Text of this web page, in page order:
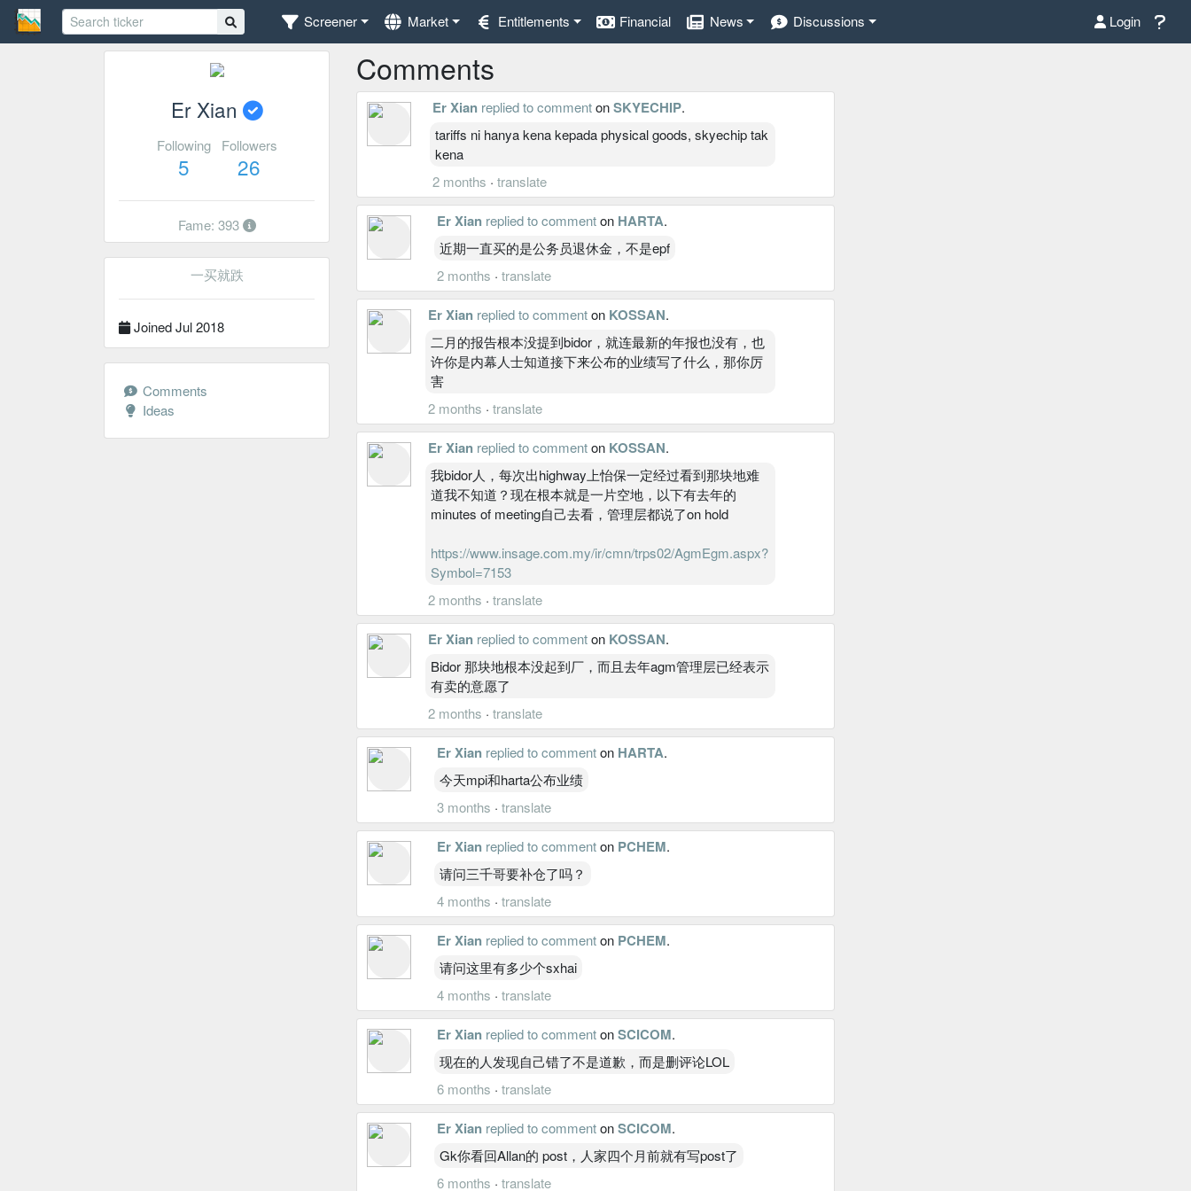
Screener Market Entitlements Financial News Discussions Login
Er Xian
Following
5
Followers
26
Fame: 393
一买就跌
Joined Jul 2018
Comments
Ideas
Comments
Er Xian replied to commentonSKYECHIP.
tariffs ni hanya kena kepada physical goods, skyechip tak
kena
2 months ·translate
Er Xian replied to commenton HARTA.
近期一直买的是公务员退休金，不是epf
2 months · translate
Er Xian replied to commenton KOSSAN.
二月的报告根本没提到bidor，就连最新的年报也没有，也
许你是内幕人士知道接下来公布的业绩写了什么，那你厉
害
2 months · translate
Er Xian replied to commenton KOSSAN.
我bidor人，每次出highway上怡保一定经过看到那块地难
道我不知道？现在根本就是一片空地，以下有去年的
minutes of meeting自己去看，管理层都说了on hold
https://www.insage.com.my/ir/cmn/trps02/AgmEgm.aspx?
Symbol=7153
2 months · translate
Er Xian replied to commenton KOSSAN.
Bidor 那块地根本没起到厂，而且去年agm管理层已经表示
有卖的意愿了
2 months · translate
Er Xian replied to commenton HARTA.
今天mpi和harta公布业绩
3 months · translate
Er Xian replied to commenton PCHEM.
请问三千哥要补仓了吗？
4 months · translate
Er Xian replied to commenton PCHEM.
请问这里有多少个sxhai
4 months · translate
Er Xian replied to commentonSCICOM.
现在的人发现自己错了不是道歉，而是删评论LOL
6 months · translate
Er Xian replied to commentonSCICOM.
Gk你看回Allan的 post，人家四个月前就有写post了
6 months · translate